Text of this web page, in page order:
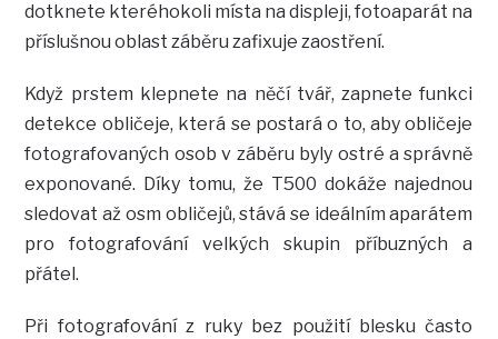
dotknete kteréhokoli místa na displeji, fotoaparát na
příslušnou oblast záběru zafixuje zaostření.
Když prstem klepnete na něčí tvář, zapnete funkci
detekce obličeje, která se postará o to, aby obličeje
fotografovaných osob v záběru byly ostré a správně
exponované. Díky tomu, že T500 dokáže najednou
sledovat až osm obličejů, stává se ideálním aparátem
pro fotografování velkých skupin příbuzných a
přátel.
Při fotografování z ruky bez použití blesku často